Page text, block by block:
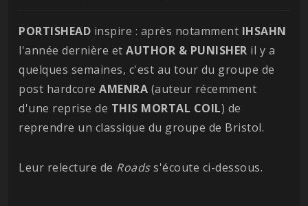
PORTISHEAD inspire : après notamment IHSAHN
l'année dernière et AUTHOR & PUNISHER il y a
quelques semaines, c'est au tour du groupe de
post hardcore AMENRA (auteur récemment
d'une reprise de THIS MORTAL COIL) de
reprendre un classique du groupe de Bristol.
Leur relecture de Roadss'écoute ci-dessous.